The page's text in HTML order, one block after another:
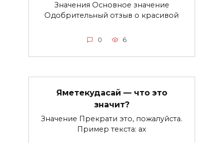
Значения Основное значение
Одобрительный отзыв о красивой
0 6
Яметекудасай — что это
значит?
Значение Прекрати это, пожалуйста.
Пример текста: ах